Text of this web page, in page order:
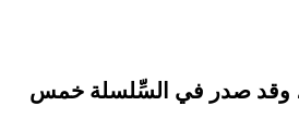
وقد صدر في السِّلسلة خمس